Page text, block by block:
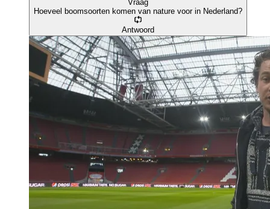
Vraag
Hoeveel boomsoorten komen van nature voor in Nederland?
Antwoord